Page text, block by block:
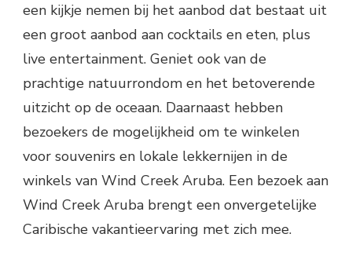
een kijkje nemen bij het aanbod dat bestaat uit
een groot aanbod aan cocktails en eten, plus
live entertainment. Geniet ook van de
prachtige natuurrondom en het betoverende
uitzicht op de oceaan. Daarnaast hebben
bezoekers de mogelijkheid om te winkelen
voor souvenirs en lokale lekkernijen in de
winkels van Wind Creek Aruba. Een bezoek aan
Wind Creek Aruba brengt een onvergetelijke
Caribische vakantieervaring met zich mee.